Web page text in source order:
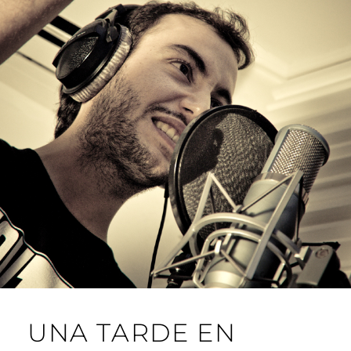
UNA TARDE EN